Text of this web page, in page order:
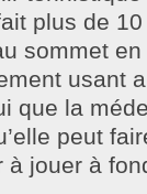
plus de 10
sommet
usant
que la
peut
à jouer à